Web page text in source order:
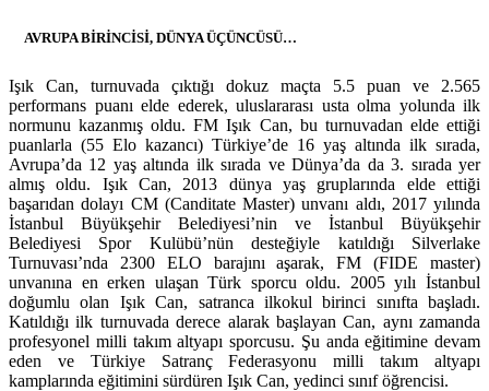
AVRUPA BİRİNCİSİ, DÜNYA ÜÇÜNCÜSÜ…
Işık Can, turnuvada çıktığı dokuz maçta 5.5 puan ve 2.565
performans puanı elde ederek, uluslararası usta olma yolunda ilk
normunu kazanmış oldu. FM Işık Can, bu turnuvadan elde ettiği
puanlarla (55 Elo kazancı) Türkiye’de 16 yaş altında ilk sırada,
Avrupa’da 12 yaş altında ilk sırada ve Dünya’da da 3. sırada yer
almış oldu. Işık Can, 2013 dünya yaş gruplarında elde ettiği
başarıdan dolayı CM (Canditate Master) unvanı aldı, 2017 yılında
İstanbul Büyükşehir Belediyesi’nin ve İstanbul Büyükşehir
Belediyesi Spor Kulübü’nün desteğiyle katıldığı Silverlake
Turnuvası’nda 2300 ELO barajını aşarak, FM (FIDE master)
unvanına en erken ulaşan Türk sporcu oldu. 2005 yılı İstanbul
doğumlu olan Işık Can, satranca ilkokul birinci sınıfta başladı.
Katıldığı ilk turnuvada derece alarak başlayan Can, aynı zamanda
profesyonel milli takım altyapı sporcusu. Şu anda eğitimine devam
eden ve Türkiye Satranç Federasyonu milli takım altyapı
kamplarında eğitimini sürdüren Işık Can, yedinci sınıf öğrencisi.